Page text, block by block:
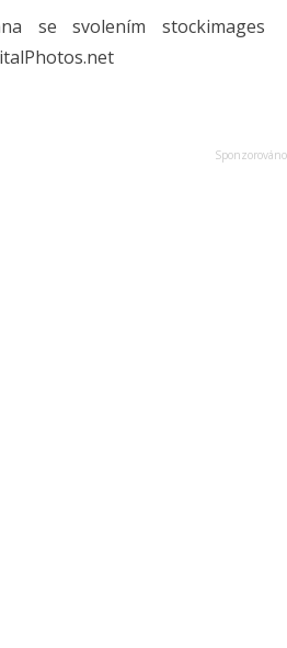
se svolením stockimages